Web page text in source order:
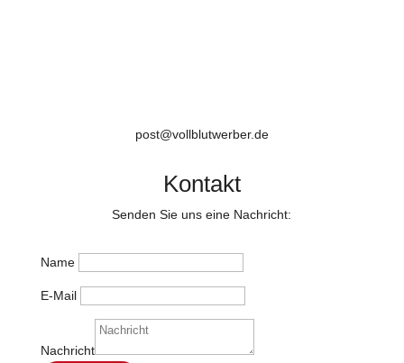
post@vollblutwerber.de
Kontakt
Senden Sie uns eine Nachricht:
Name
E-Mail
Nachricht